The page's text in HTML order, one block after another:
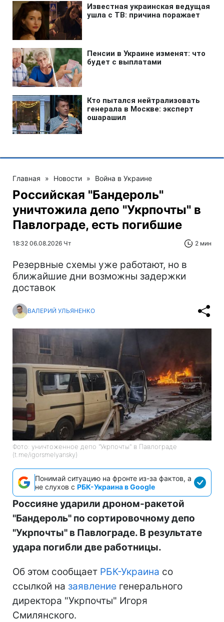
Главная » Новости » Война в Украине
Российская "Бандероль"
уничтожила депо "Укрпочты" в
Павлограде, есть погибшие
18:32 06.08.2026 Чт 2 мин
Резервные схемы уже работают, но в
ближайшие дни возможны задержки
доставок
ВАЛЕРИЙ УЛЬЯНЕНКО
Фото: уничтоженное депо "Укрпочты" в Павлограде
(t.me/igorsmelyansky)
Понимай ситуацию на фронте из-за фактов, а
не слухов с РБК-Украина в Google
Россияне ударили дроном-ракетой
"Бандероль" по сортировочному депо
"Укрпочты" в Павлограде. В результате
удара погибли две работницы.
Об этом сообщает РБК-Украина со
ссылкой на заявление генерального
директора "Укрпочты" Игоря
Смилянского.